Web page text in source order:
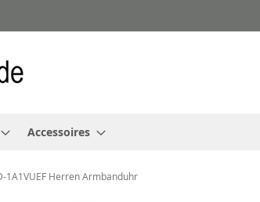
Accessoires
1A1VUEF Herren Armbanduhr